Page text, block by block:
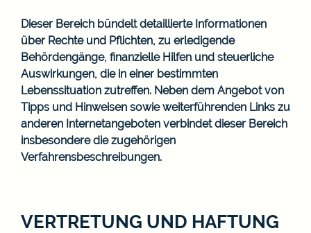
Dieser Bereich bündelt detaillierte Informationen
über Rechte und Pflichten, zu erledigende
Behördengänge, finanzielle Hilfen und steuerliche
Auswirkungen, die in einer bestimmten
Lebenssituation zutreffen. Neben dem Angebot von
Tipps und Hinweisen sowie weiterführenden Links zu
anderen Internetangeboten verbindet dieser Bereich
insbesondere die zugehörigen
Verfahrensbeschreibungen.
VERTRETUNG UND HAFTUNG